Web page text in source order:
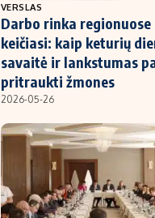
VERSLAS
Darbo rinka regionuose
keičiasi: kaip keturių
savaitė ir lankstumas
pritraukti žmones
2026-05-26